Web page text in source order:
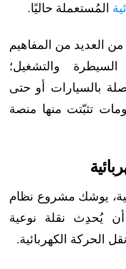
المُستعملة حاليًا.
العديد من المفاهيم
السيطرة والتشغيل؛
بالسيارات أو حتى
تثبّتت منها منصة
يوشك مشروع نظام
أن يُحدِث نقلة نوعية
الحركة الكهربائية.